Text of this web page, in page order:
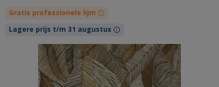
Gratis professionele lijm
Lagere prijs t/m 31 augustus